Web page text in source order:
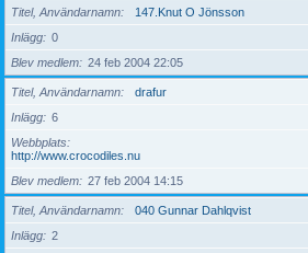
Titel, Användarnamn
147.Knut O Jönsson
Inlägg
0
Blev medlem
24 feb 2004 22:05
Titel, Användarnamn
drafur
Inlägg
6
Webbplats
http://www.crocodiles.nu
Blev medlem
27 feb 2004 14:15
Titel, Användarnamn
040 Gunnar Dahlqvist
Inlägg
2